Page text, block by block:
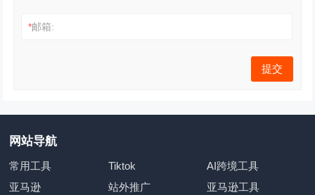
*邮箱:
网站导航
常用工具 Tiktok
AI跨境工具
亚马逊
站外推广
亚马逊工具